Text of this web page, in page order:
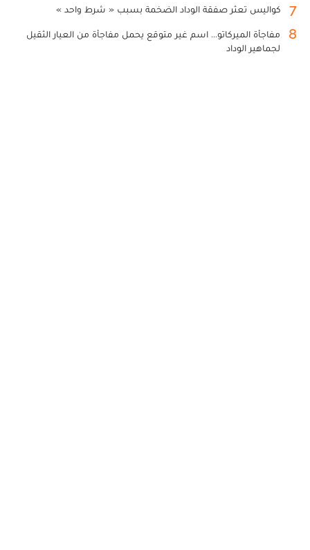
7 كواليس تعثر صفقة الوداد الضخمة بسبب « شرط واحد »
8
مفاجأة الميركاتو... اسم غير متوقع يحمل مفاجأة من العيار الثقيل
لجماهير الوداد